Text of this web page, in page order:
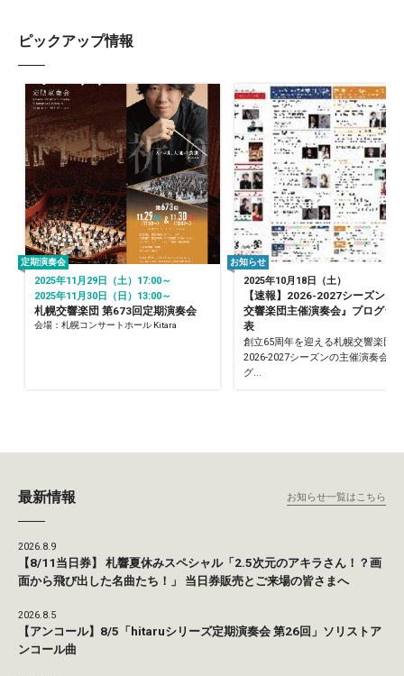
ピックアップ情報
2025年11月29日（土）17:00～
2025年11月30日（日）13:00～
札幌交響楽団 第673回定期演奏会
会場：札幌コンサートホール Kitara
定期演奏会
2025年10月18日（土）
【速報】2026-2027シーズン『
交響楽団主催演奏会』プログラ
表
お知らせ
創立65周年を迎える札幌交響楽団の
2026-2027シーズンの主催演奏会の
グ...
最新情報 お知らせ一覧はこちら
2026.8.9
【8/11当日券】 札響夏休みスペシャル「2.5次元のアキラさん！？画
面から飛び出した名曲たち！」 当日券販売とご来場の皆さまへ
2026.8.5
【アンコール】8/5「hitaruシリーズ定期演奏会 第26回」ソリストア
ンコール曲